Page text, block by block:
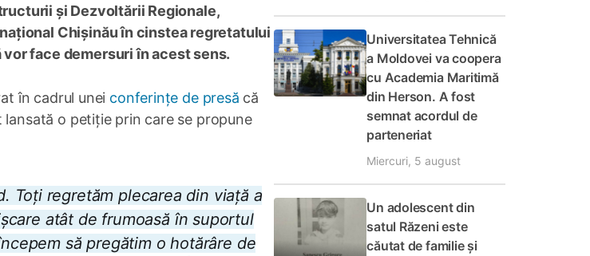
și Dezvoltării Regionale,
Chișinău în cinstea regretatului
face demersuri în acest sens.
în cadrul unei conferințe de presă că
o petiție prin care se propune
Toți regretăm plecarea din viață a
atât de frumoasă în suportul
să pregătim o hotărâre de
Universitatea Tehnică
a Moldovei va coopera
cu Academia Maritimă
din Herson. A fost
semnat acordul de
parteneriat
Miercuri, 5 august
Un adolescent din
satul Răzeni este
căutat de familie și